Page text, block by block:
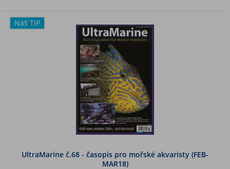
Náš TIP
UltraMarine č.68 - časopis pro mořské akvaristy (FEB-
MAR18)